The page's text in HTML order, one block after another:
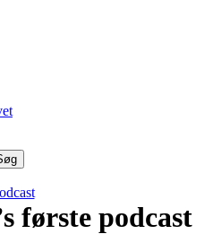
første podcast